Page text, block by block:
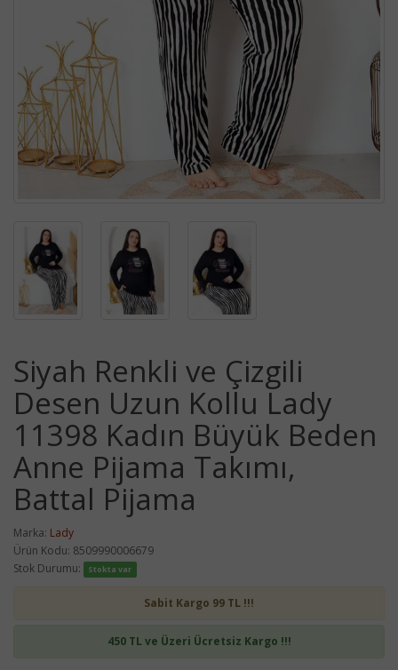
Siyah Renkli ve Çizgili
Desen Uzun Kollu Lady
11398 Kadın Büyük Beden
Anne Pijama Takımı,
Battal Pijama
Marka: Lady
Ürün Kodu: 8509990006679
Stok Durumu:
Stokta var
Sabit Kargo 99 TL !!!
450 TL ve Üzeri Ücretsiz Kargo !!!